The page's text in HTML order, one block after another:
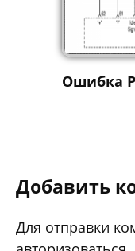
Ошибка
Добавить
Для отправки